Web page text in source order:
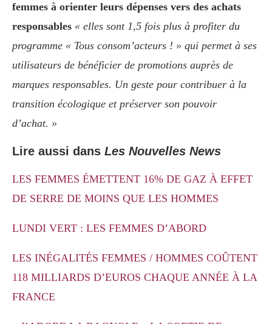
femmes à orienter leurs dépenses vers des achats
responsables « elles sont 1,5 fois plus à profiter du
programme « Tous consom’acteurs ! » qui permet à ses
utilisateurs de bénéficier de promotions auprès de
marques responsables. Un geste pour contribuer à la
transition écologique et préserver son pouvoir
d’achat. »
Lire aussi dans Les Nouvelles News
LES FEMMES ÉMETTENT 16% DE GAZ À EFFET
DE SERRE DE MOINS QUE LES HOMMES
LUNDI VERT : LES FEMMES D’ABORD
LES INÉGALITÉS FEMMES / HOMMES COÛTENT
118 MILLIARDS D’EUROS CHAQUE ANNÉE À LA
FRANCE